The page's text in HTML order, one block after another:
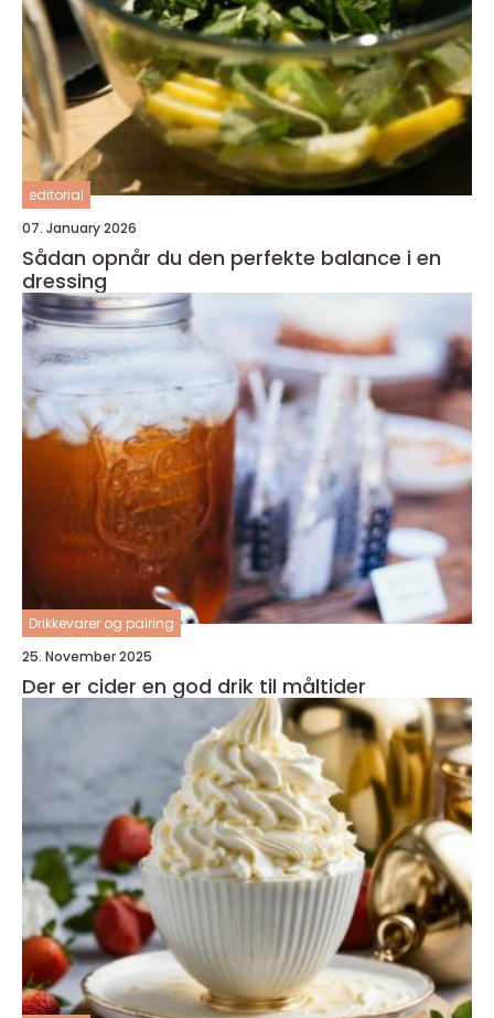
editorial
07. January 2026
Sådan opnår du den perfekte balance i en
dressing
Drikkevarer og pairing
25. November 2025
Der er cider en god drik til måltider